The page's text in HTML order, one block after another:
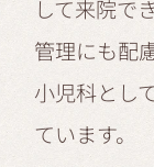
して来院で
管理にも配
小児科とし
ています。